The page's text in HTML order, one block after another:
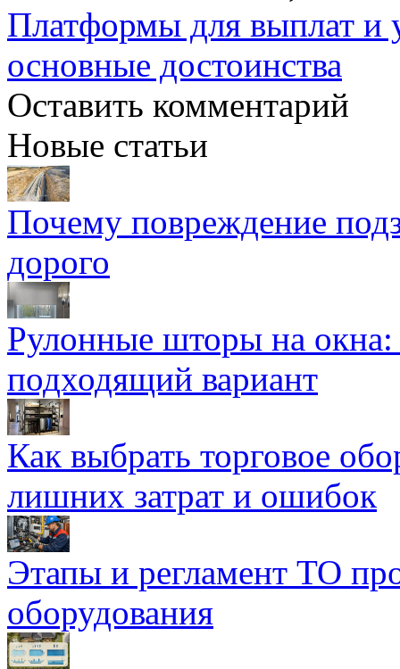
Платформы для выплат и
основные достоинства
Оставить комментарий
Новые статьи
Почему повреждение
дорого
Рулонные шторы на
подходящий вариант
Как выбрать торговое
лишних затрат и ошибок
Этапы и регламент ТО
оборудования